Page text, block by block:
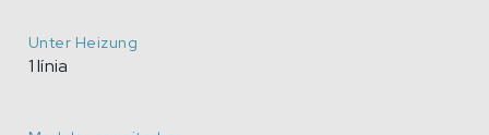
Unter Heizung
1 línia